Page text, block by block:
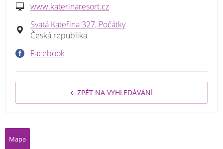
www.katerinaresort.cz
Svatá Kateřina 327, Počátky
Česká republika
Facebook
ZPĚT NA VYHLEDÁVÁNÍ
Mapa